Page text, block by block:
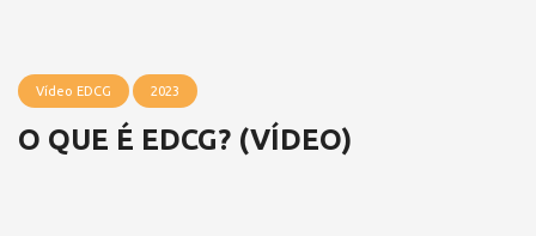
Vídeo EDCG 2023
O QUE É EDCG? (VÍDEO)